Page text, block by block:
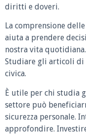
diritti e doveri.
La comprensione
aiuta a prendere
nostra vita
Studiare gli articoli di
civica.
È utile per chi studia
settore può
sicurezza personale.
approfondire.